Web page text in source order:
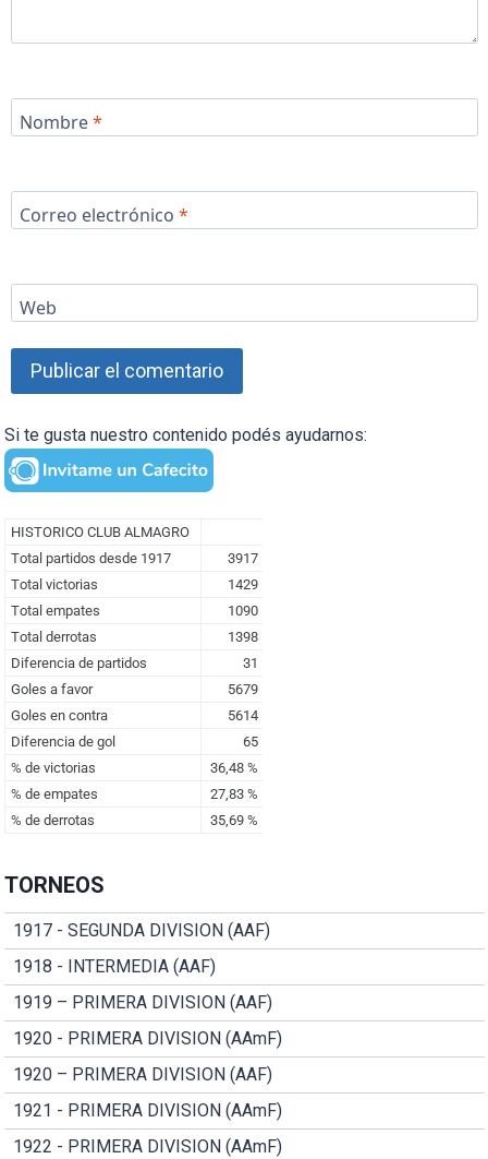
Nombre*
Correo electrónico *
Web
Si te gusta nuestro contenido podés ayudarnos:
TORNEOS
1917 - SEGUNDA DIVISION (AAF)
1918 - INTERMEDIA (AAF)
1919 – PRIMERA DIVISION (AAF)
1920 - PRIMERA DIVISION (AAmF)
1920 – PRIMERA DIVISION (AAF)
1921 - PRIMERA DIVISION (AAmF)
1922 - PRIMERA DIVISION (AAmF)